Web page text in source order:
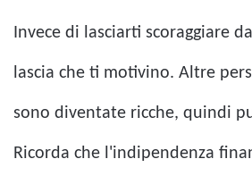
Invece di lasciarti scoraggiare
lascia che ti motivino. Altre
sono diventate ricche, quindi
Ricorda che l'indipendenza